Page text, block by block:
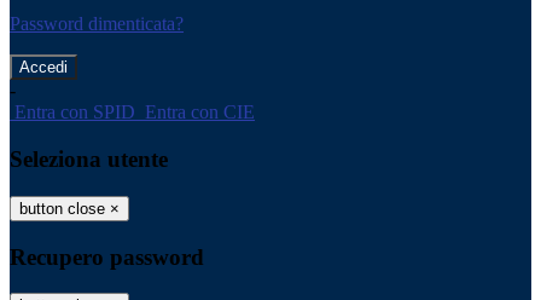
Password dimenticata?
-
Entra con SPID Entra con CIE
Seleziona utente
button close ×
Recupero password